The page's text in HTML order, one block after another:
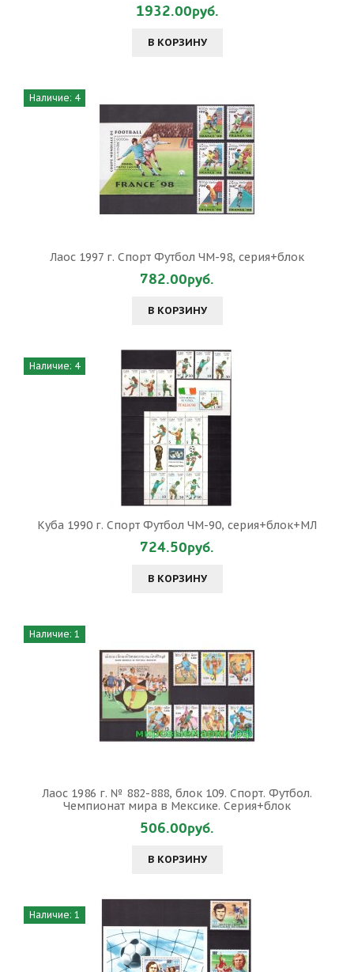
1932.00руб.
В КОРЗИНУ
Наличие: 4
Лаос 1997 г. Спорт Футбол ЧМ-98, серия+блок
782.00руб.
В КОРЗИНУ
Наличие: 4
Куба 1990 г. Спорт Футбол ЧМ-90, серия+блок+МЛ
724.50руб.
В КОРЗИНУ
Наличие: 1
Лаос 1986 г. № 882-888, блок 109. Спорт. Футбол.
Чемпионат мира в Мексике. Серия+блок
506.00руб.
В КОРЗИНУ
Наличие: 1